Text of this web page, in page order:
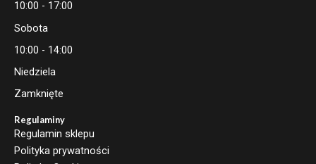
10:00 - 17:00
Sobota
10:00 - 14:00
Niedziela
Zamknięte
Regulaminy
Regulamin sklepu
Polityka prywatności